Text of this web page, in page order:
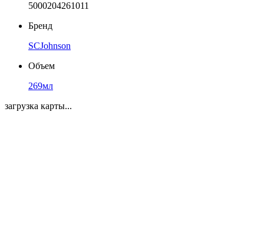
5000204261011
Бренд
SCJohnson
Объем
269мл
загрузка карты...